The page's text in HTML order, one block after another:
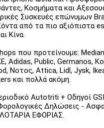
Κοσμήματα και
Συσκευές επώνυμων
από τα πιο αξιόπιστα
Κίνα.
που προτείνουμε:
Adidas, Public, Germanos,
Νοτος, Attica, Lidl, Jysk,
και πολλά ακόμη.
Autotriti + Οδηγοί
Δηλώσεις -
ΕΦΟΡΙΑΣ.